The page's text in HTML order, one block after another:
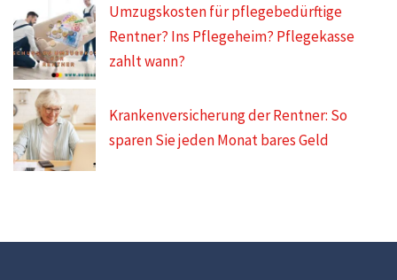
Umzugskosten für pflegebedürftige
Rentner? Ins Pflegeheim? Pflegekasse
zahlt wann?
Krankenversicherung der Rentner: So
sparen Sie jeden Monat bares Geld